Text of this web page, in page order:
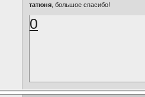
татюня , большое спасибо!
0